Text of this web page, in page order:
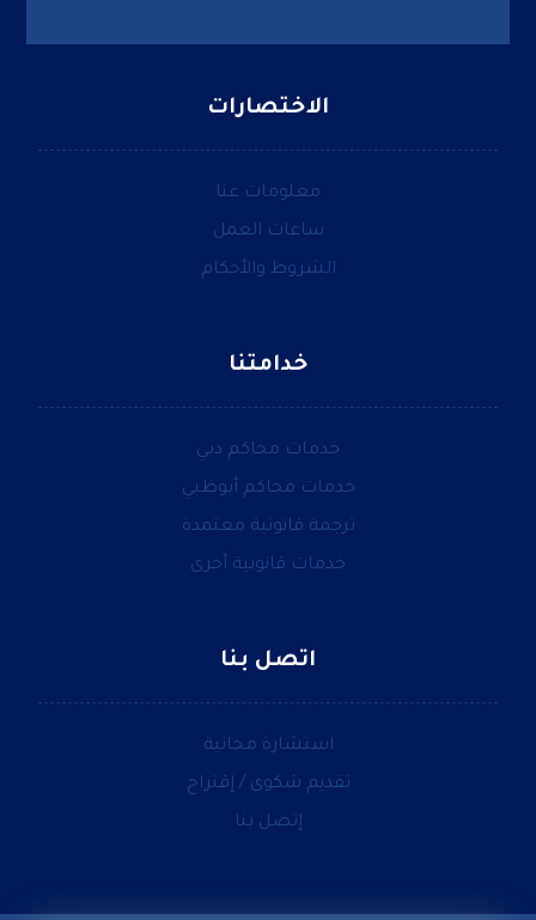
الاختصارات
معلومات عنا
ساعات العمل
الشروط والأحكام
خدامتنا
خدمات محاكم دبي
خدمات محاكم أبوظبي
ترجمة قانونية معتمدة
خدمات قانونية أخرى
اتصل بنا
استشارة مجانية
تقديم شكوى / إقتراح
إتصل بنا